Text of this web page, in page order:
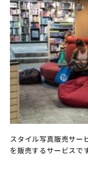
スタイル写真販売サー
を販売するサービスで